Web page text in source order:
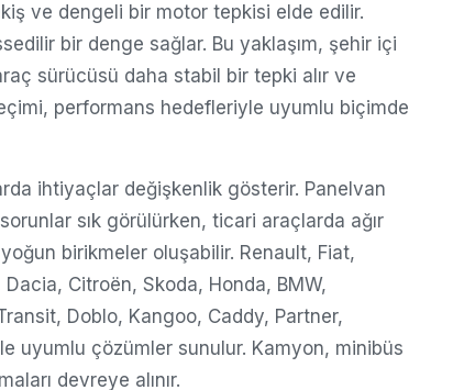
ve dengeli bir motor tepkisi elde edilir.
bir denge sağlar. Bu yaklaşım, şehir içi
sürücüsü daha stabil bir tepki alır ve
performans hedefleriyle uyumlu biçimde
ihtiyaçlar değişkenlik gösterir. Panelvan
sık görülürken, ticari araçlarda ağır
birikmeler oluşabilir. Renault, Fiat,
Citroën, Skoda, Honda, BMW,
Doblo, Kangoo, Caddy, Partner,
uyumlu çözümler sunulur. Kamyon, minibüs
devreye alınır.